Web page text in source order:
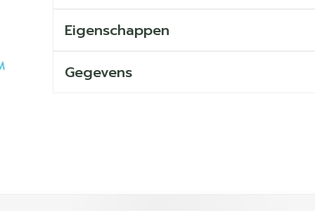
Eigenschappen
Gegevens